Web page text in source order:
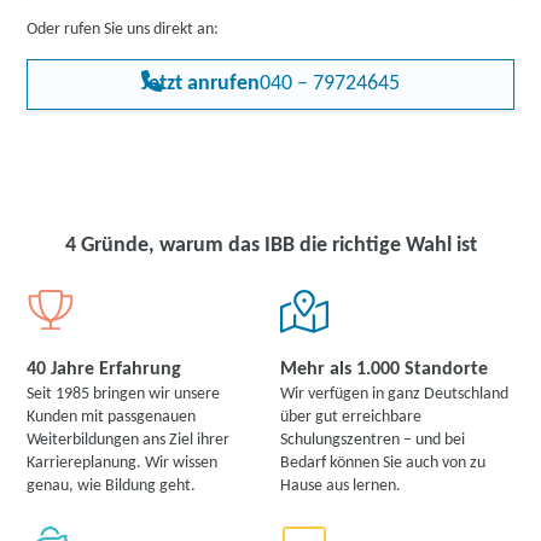
Oder rufen Sie uns direkt an:
Jetzt anrufen040 – 79724645
4 Gründe, warum das IBB die richtige Wahl ist
40 Jahre Erfahrung
Seit 1985 bringen wir unsere
Kunden mit passgenauen
Weiterbildungen ans Ziel ihrer
Karriereplanung. Wir wissen
genau, wie Bildung geht.
Mehr als 1.000 Standorte
Wir verfügen in ganz Deutschland
über gut erreichbare
Schulungszentren – und bei
Bedarf können Sie auch von zu
Hause aus lernen.